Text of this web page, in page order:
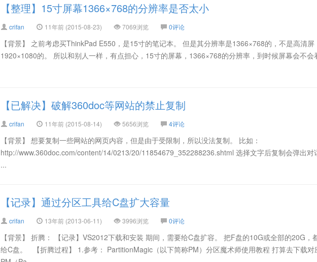
【整理】15寸屏幕1366×768的分辨率是否太小
crifan 11年前 (2015-08-23) 7069浏览 0评论
【背景】 之前考虑买ThinkPad E550，是15寸的笔记本。 但是其分辨率是1366×768的，不是高清屏
1920×1080的。 所以和别人一样，有点担心，15寸的屏幕，1366×768的分辨率，到时候屏幕会不会
【已解决】破解360doc等网站的禁止复制
crifan 11年前 (2015-08-14) 5656浏览 4评论
【背景】 想要复制一些网站的网页内容，但是由于受限制，所以没法复制。 比如：
http://www.360doc.com/content/14/0213/20/11854679_352288236.shtml 选择文字后复制会弹出对
...
【记录】通过分区工具给C盘扩大容量
crifan 13年前 (2013-06-11) 3996浏览 0评论
【背景】 折腾： 【记录】VS2012下载和安装 期间，需要给C盘扩容。 把F盘的10G或全部的20G，
给C盘。 【折腾过程】 1.参考： PartitionMagic（以下简称PM）分区魔术师使用教程 打算去下载对